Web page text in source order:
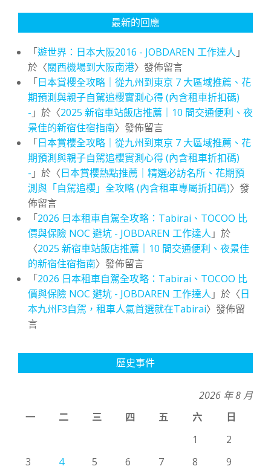
最新的回應
「遊世界：日本大阪2016 - JOBDAREN 工作達人 」
於〈關西機場到大阪南港〉發佈留言
「日本賞櫻全攻略｜從九州到東京 7 大區域推薦、花
期預測與親子自駕追櫻實測心得 (內含租車折扣碼)
- 」於〈2025 新宿車站飯店推薦｜10 間交通便利、夜
景佳的新宿住宿指南〉發佈留言
「日本賞櫻全攻略｜從九州到東京 7 大區域推薦、花
期預測與親子自駕追櫻實測心得 (內含租車折扣碼)
- 」於〈日本賞櫻熱點推薦｜精選必訪名所、花期預
測與「自駕追櫻」全攻略 (內含租車專屬折扣碼)〉發
佈留言
「2026 日本租車自駕全攻略：Tabirai、TOCOO 比
價與保險 NOC 避坑 - JOBDAREN 工作達人 」於
〈2025 新宿車站飯店推薦｜10 間交通便利、夜景佳
的新宿住宿指南〉發佈留言
「2026 日本租車自駕全攻略：Tabirai、TOCOO 比
價與保險 NOC 避坑 - JOBDAREN 工作達人 」於〈日
本九州F3自駕，租車人氣首選就在Tabirai〉發佈留
言
歷史事件
2026 年 8 月
一
二 三 四 五 六
日
1
2
3
4 5 6 7 8
9